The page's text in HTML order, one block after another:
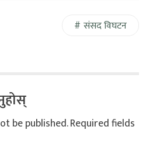
संसद विघटन
be published.Required fields